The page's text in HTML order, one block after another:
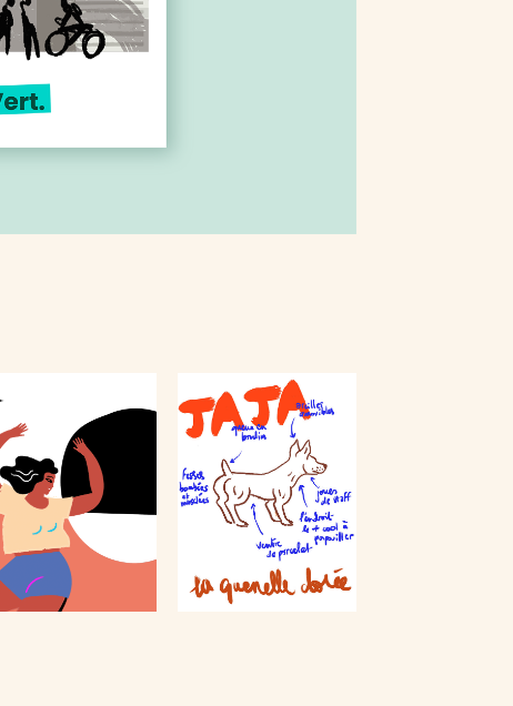
EVASIONS
2022
Recherches personnelles
VIE DE CHIEN
Projet personnel inspiré
par mon chien